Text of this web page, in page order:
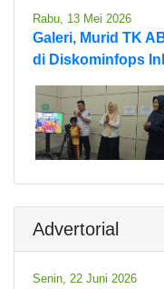
Rabu, 13 Mei 2026
Galeri, Murid TK
di Diskominfops
Advertorial
Senin, 22 Juni 2026